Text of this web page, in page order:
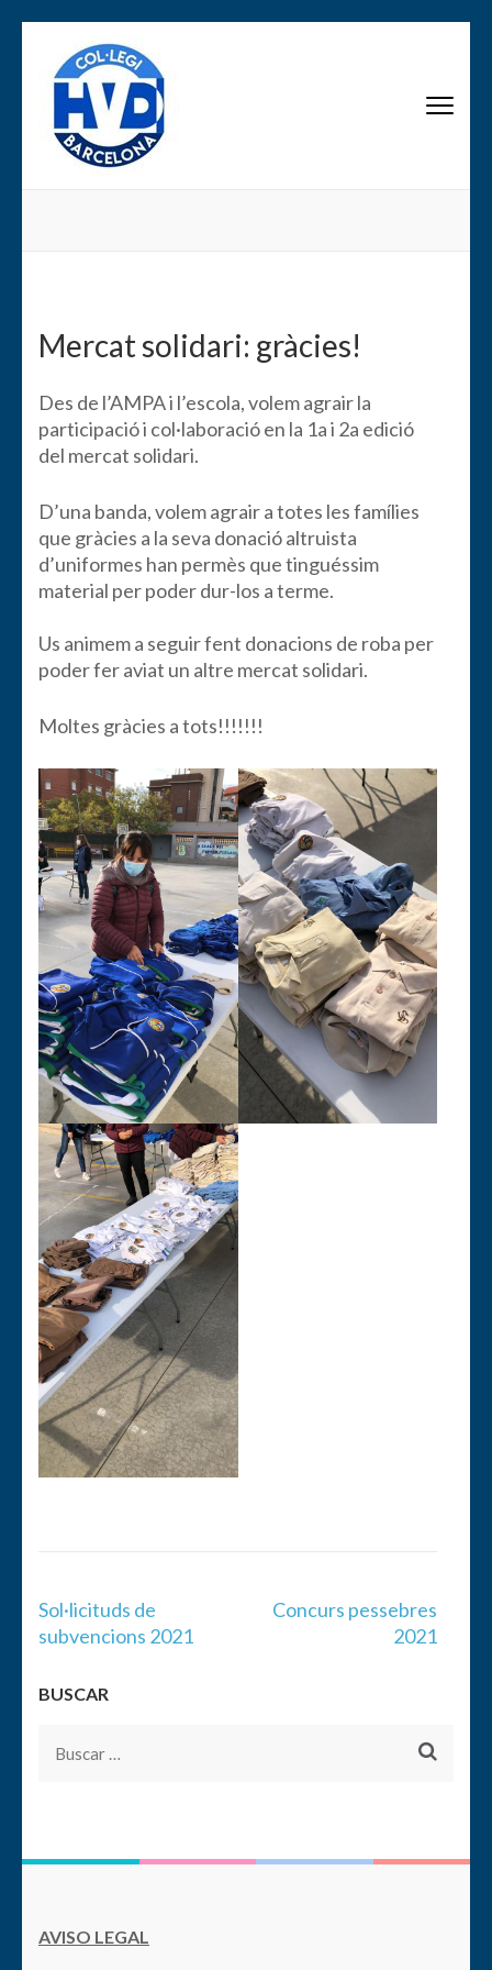
contenido
(presiona
AMPA Scala Dei
Mercat solidari: gràcies!
Des de l’AMPA i l’escola, volem agrair la
participació i col·laboració en la 1a i 2a edició
del mercat solidari.
D’una banda, volem agrair a totes les famílies
que gràcies a la seva donació altruista
d’uniformes han permès que tinguéssim
material per poder dur-los a terme.
Us animem a seguir fent donacions de roba per
poder fer aviat un altre mercat solidari.
Moltes gràcies a tots!!!!!!!
Navegación
de
Sol·licituds de
subvencions 2021
Concurs pessebres
2021
BUSCAR
Buscar:
AVISO LEGAL